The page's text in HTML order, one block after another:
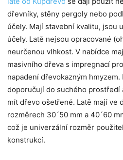
dřevníky, stěny pergoly nebo
účely. Mají stavební kvalitu, jsou
účely. Latě nejsou opracované
neurčenou vlhkost. V nabídce
masivního dřeva s impregnací
napadení dřevokazným
doporučují do suchého prostředí
mít dřevo ošetřené. Latě mají ve
rozměrech 30´50 mm a 40´60
což je univerzální rozměr
konstrukcí.